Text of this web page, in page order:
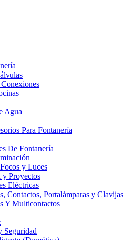
Agua
Para Fontanería
De Fontanería
y Luces
y Proyectos
Eléctricas
Contactos, Portalámparas y Clavijas
Y Multicontactos
Seguridad